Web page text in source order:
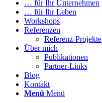
… für Ihr Unternehmen
… für Ihr Leben
Workshops
Referenzen
Referenz-Projekte
Über mich
Publikationen
Partner-Links
Blog
Kontakt
Menü Menü